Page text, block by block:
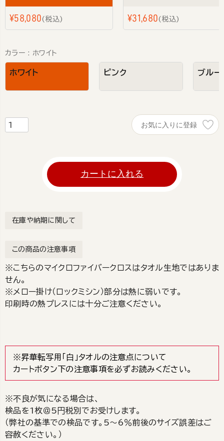
¥58,080 税込 ¥31,680 税込
カラー ホワイト
ホワイト ピンク ブルー
お気に入りに登録
カートに入れる
在庫や納期に関して
この商品の注意事項
※こちらのマイクロファイバークロスはタオル生地ではありま
せん。
※メロー掛け（ロックミシン）部分は熱に弱いです。
印刷時の熱プレスには十分ご注意ください。
※昇華転写用「白」タオルの注意点について
カートボタン下の注意事項を必ずお読みください。
※不良が気になる場合は、
検品を1枚＠5円税別でお受けします。
（弊社の基準での検品です。5～6％前後のサイズ誤差はご
容赦ください。）